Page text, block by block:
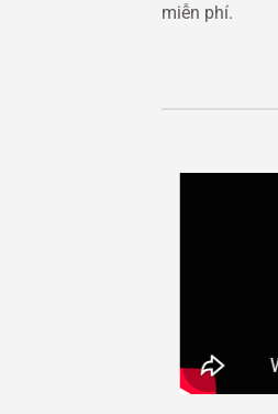
miễn phí.